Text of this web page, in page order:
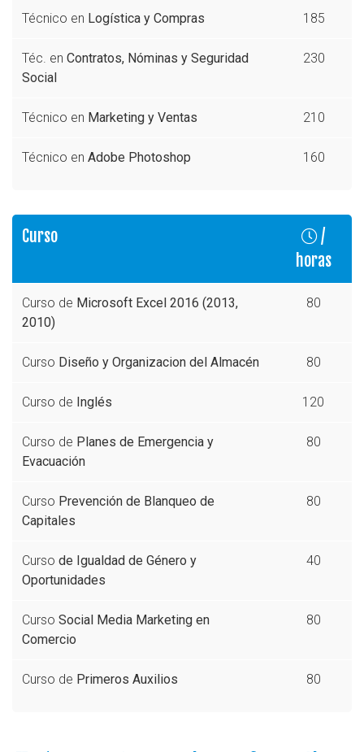
Técnico en Logística y Compras 185
Téc. en Contratos, Nóminas y Seguridad
Social
230
Técnico en Marketing y Ventas 210
Técnico en Adobe Photoshop 160
Curso
/
horas
Curso de Microsoft Excel 2016 (2013,
2010)
80
Curso Diseño y Organizacion del Almacén 80
Curso de Inglés 120
Curso de Planes de Emergencia y
Evacuación
80
Curso Prevención de Blanqueo de
Capitales
80
Curso de Igualdad de Género y
Oportunidades
40
Curso Social Media Marketing en
Comercio
80
Curso de Primeros Auxilios 80